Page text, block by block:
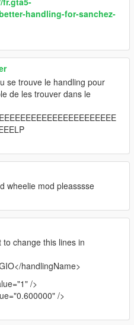
handling-for-sanchez-
se trouve le handling pour
de les trouver dans le
wheelie mod pleasssse
change this lines in
handlingName>
/>
/>